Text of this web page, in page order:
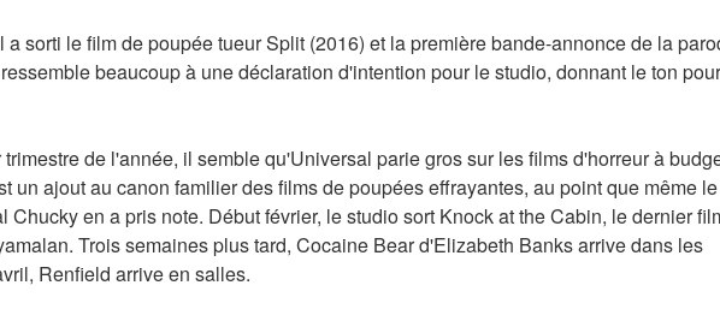
sorti le film de poupée tueur Split (2016) et la première bande-annonce de la
beaucoup à une déclaration d'intention pour le studio, donnant le ton pour
de l'année, il semble qu'Universal parie gros sur les films d'horreur à
un ajout au canon familier des films de poupées effrayantes, au point que même le
Chucky en a pris note. Début février, le studio sort Knock at the Cabin, le dernier
Trois semaines plus tard, Cocaine Bear d'Elizabeth Banks arrive dans les
Renfield arrive en salles.